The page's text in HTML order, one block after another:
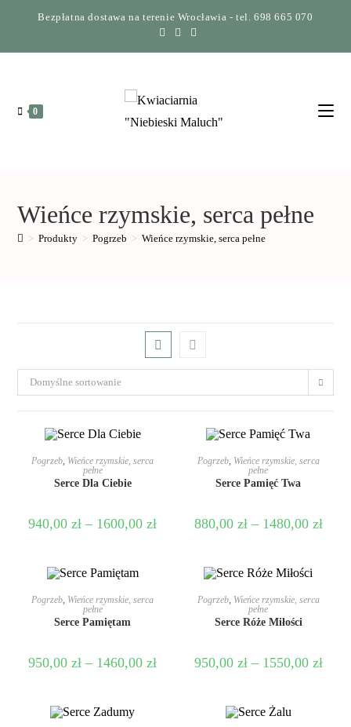
Bezpłatna dostawa na terenie Wrocławia - tel. 698 665 070
0
Wieńce rzymskie, serca pełne
> Produkty > Pogrzeb > Wieńce rzymskie, serca pełne
Domyślne sortowanie
WYBIERZ OPCJE
Pogrzeb, Wieńce rzymskie, serca
pełne
Serce Dla Ciebie
940,00zł – 1600,00zł
WYBIERZ OPCJE
Pogrzeb, Wieńce rzymskie, serca
pełne
Serce Pamięć Twa
880,00 zł – 1480,00 zł
WYBIERZ OPCJE
Pogrzeb, Wieńce rzymskie, serca
pełne
Serce Pamiętam
950,00zł – 1460,00zł
WYBIERZ OPCJE
Pogrzeb, Wieńce rzymskie, serca
pełne
Serce Róże Miłości
950,00 zł – 1550,00 zł